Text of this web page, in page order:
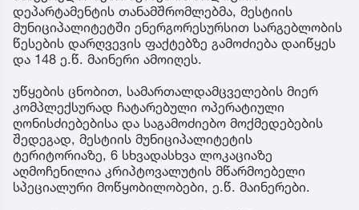
დეპარტამენტის თანამშრომლებმა, მესტიის
მუნიციპალიტეტში ენერგორესურსით სარგებლობის
წესების დარღვევის ფაქტებზე გამოძიება დაიწყეს
და 148 ე.წ. მაინერი ამოიღეს.
უწყების ცნობით, სამართალდამცველების მიერ
კომპლექსურად ჩატარებული ოპერატიული
ღონისძიებებისა და საგამოძიებო მოქმედებების
შედეგად, მესტიის მუნიციპალიტეტის
ტერიტორიაზე, 6 სხვადასხვა ლოკაციაზე
აღმოჩენილია კრიპტოვალუტის მწარმოებელი
სპეციალური მოწყობილობები, ე.წ. მაინერები.